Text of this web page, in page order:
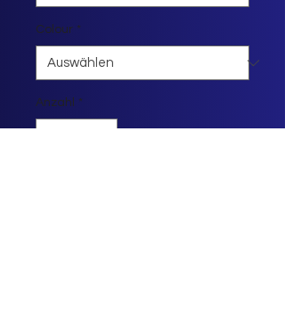
Colour *
Anzahl *